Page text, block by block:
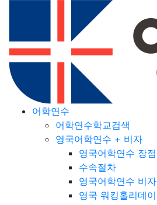
어학연수
어학연수학교검색
영국어학연수 + 비자
영국어학연수 장점
수속절차
영국어학연수 비자
영국 워킹홀리데이